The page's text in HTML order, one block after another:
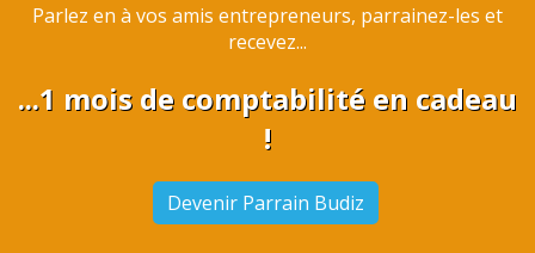
Parlez en à vos amis entrepreneurs, parrainez-les et
recevez...
...1 mois de comptabilité en cadeau
!
Devenir Parrain Budiz